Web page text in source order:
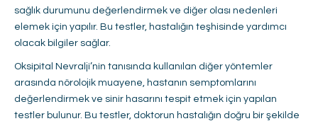
sağlık durumunu değerlendirmek ve diğer olası nedenleri
elemek için yapılır. Bu testler, hastalığın teşhisinde yardımcı
olacak bilgiler sağlar.
Oksipital Nevralji’nin tanısında kullanılan diğer yöntemler
arasında nörolojik muayene, hastanın semptomlarını
değerlendirmek ve sinir hasarını tespit etmek için yapılan
testler bulunur. Bu testler, doktorun hastalığın doğru bir şekilde